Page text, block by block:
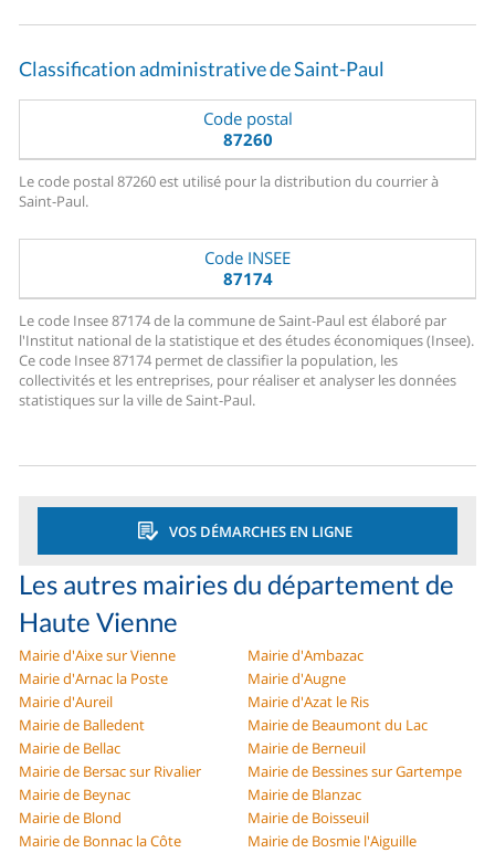
Classification administrative de Saint-Paul
Code postal
87260
Le code postal 87260 est utilisé pour la distribution du courrier à
Saint-Paul.
Code INSEE
87174
Le code Insee 87174 de la commune de Saint-Paul est élaboré par
l'Institut national de la statistique et des études économiques (Insee).
Ce code Insee 87174 permet de classifier la population, les
collectivités et les entreprises, pour réaliser et analyser les données
statistiques sur la ville de Saint-Paul.
VOS DÉMARCHES EN LIGNE
Les autres mairies du département de
Haute Vienne
Mairie d'Aixe sur Vienne
Mairie d'Ambazac
Mairie d'Arnac la Poste
Mairie d'Augne
Mairie d'Aureil
Mairie d'Azat le Ris
Mairie de Balledent
Mairie de Beaumont du Lac
Mairie de Bellac
Mairie de Berneuil
Mairie de Bersac sur Rivalier
Mairie de Bessines sur Gartempe
Mairie de Beynac
Mairie de Blanzac
Mairie de Blond
Mairie de Boisseuil
Mairie de Bonnac la Côte
Mairie de Bosmie l'Aiguille